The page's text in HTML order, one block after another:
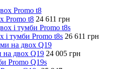
Promo t8 24 611 грн
і тумби Promo t8s 26 611 грн
на двох Q19 24 005 грн